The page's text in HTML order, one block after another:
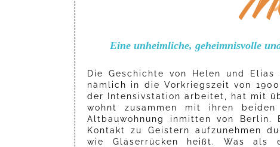
Eine unheimliche, geheimnisvolle
Die Geschichte von Helen und
nämlich in die Vorkriegszeit von
der Intensivstation arbeitet, hat mit
wohnt zusammen mit ihren
Altbauwohnung inmitten von
Kontakt zu Geistern aufzunehmen
wie Gläserrücken heißt. Was